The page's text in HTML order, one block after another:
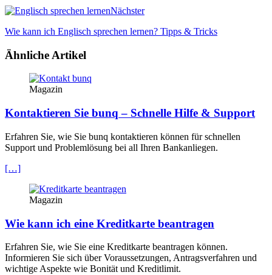
Nächster
Wie kann ich Englisch sprechen lernen? Tipps & Tricks
Ähnliche Artikel
Magazin
Kontaktieren Sie bunq – Schnelle Hilfe & Support
Erfahren Sie, wie Sie bunq kontaktieren können für schnellen
Support und Problemlösung bei all Ihren Bankanliegen.
[…]
Magazin
Wie kann ich eine Kreditkarte beantragen
Erfahren Sie, wie Sie eine Kreditkarte beantragen können.
Informieren Sie sich über Voraussetzungen, Antragsverfahren und
wichtige Aspekte wie Bonität und Kreditlimit.